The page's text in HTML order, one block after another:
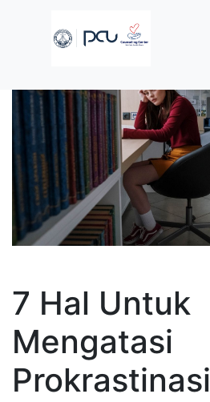
7 Hal Untuk
Mengatasi
Prokrastinasi